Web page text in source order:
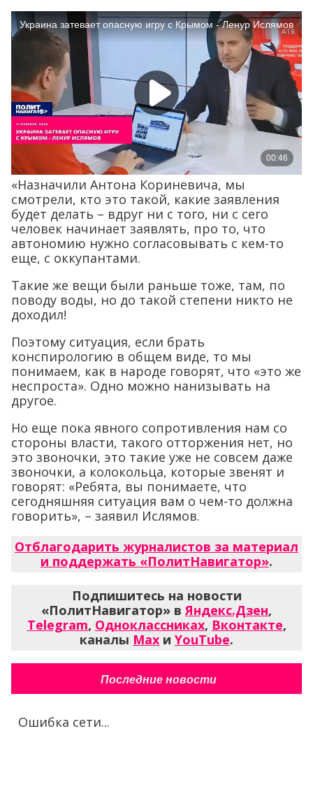
«Назначили Антона Кориневича, мы
смотрели, кто это такой, какие заявления
будет делать – вдруг ни с того, ни с сего
человек начинает заявлять, про то, что
автономию нужно согласовывать с кем-то
еще, с оккупантами.
Такие же вещи были раньше тоже, там, по
поводу воды, но до такой степени никто не
доходил!
Поэтому ситуация, если брать
конспирологию в общем виде, то мы
понимаем, как в народе говорят, что «это же
неспроста». Одно можно нанизывать на
другое.
Но еще пока явного сопротивления нам со
стороны власти, такого отторжения нет, но
это звоночки, это такие уже не совсем даже
звоночки, а колокольца, которые звенят и
говорят: «Ребята, вы понимаете, что
сегодняшняя ситуация вам о чем-то должна
говорить», – заявил Ислямов.
Отблагодарить журналистов за материал
и поддержать «ПолитНавигатор».
Подпишитесь на новости
«ПолитНавигатор» вЯндекс.Дзен,
Telegram, Одноклассниках, Вконтакте,
каналы Max и YouTube.
Последние новости
Ошибка сети...